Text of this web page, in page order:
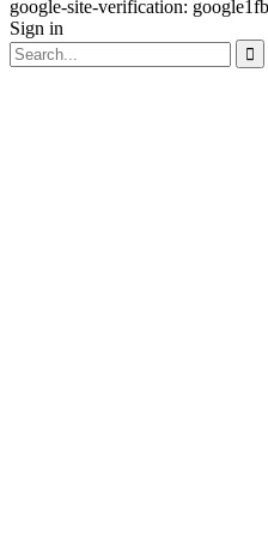
google-site-verification:
Sign in